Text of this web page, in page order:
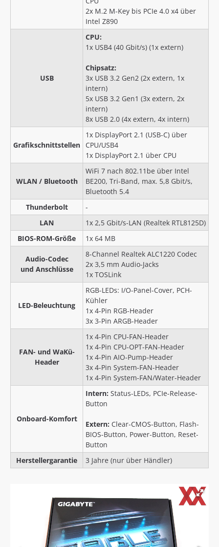
2x M.2 M-Key bis PCIe 4.0 x4 über
Intel Z890
USB
CPU:
1x USB4 (40 Gbit/s) (1x extern)
Chipsatz:
3x USB 3.2 Gen2 (2x extern, 1x
intern)
5x USB 3.2 Gen1 (3x extern, 2x
intern)
8x USB 2.0 (4x extern, 4x intern)
Grafikschnittstellen
1x DisplayPort 2.1 (USB-C) über
CPU/USB4
1x DisplayPort 2.1 über CPU
WLAN / Bluetooth
WiFi 7 nach 802.11be über Intel
BE200, Tri-Band, max. 5,8 Gbit/s,
Bluetooth 5.4
Thunderbolt
-
LAN
1x 2,5 Gbit/s-LAN (Realtek RTL8125D)
BIOS-ROM-Größe
1x 64 MB
Audio-Codec
und Anschlüsse
8-Channel Realtek ALC1220 Codec
2x 3,5 mm Audio-Jacks
1x TOSLink
LED-Beleuchtung
RGB-LEDs: I/O-Panel-Cover, PCH-
Kühler
1x 4-Pin RGB-Header
3x 3-Pin ARGB-Header
FAN- und WaKü-
Header
1x 4-Pin CPU-FAN-Header
1x 4-Pin CPU-OPT-FAN-Header
1x 4-Pin AIO-Pump-Header
3x 4-Pin System-FAN-Header
1x 4-Pin System-FAN/Water-Header
Onboard-Komfort
Intern: Status-LEDs, PCIe-Release-
Button
Extern: Clear-CMOS-Button, Flash-
BIOS-Button, Power-Button, Reset-
Button
Herstellergarantie
3 Jahre (nur über Händler)